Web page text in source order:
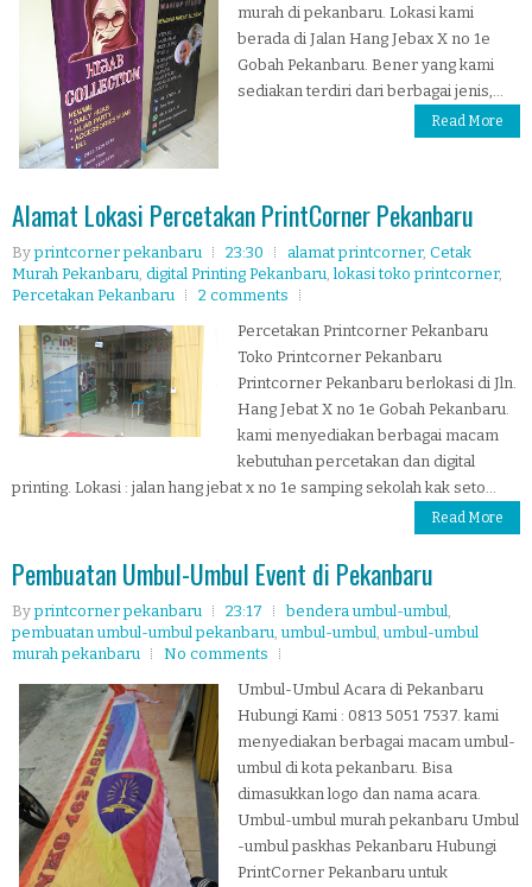
murah di pekanbaru. Lokasi kami
berada di Jalan Hang Jebax X no 1e
Gobah Pekanbaru. Bener yang kami
sediakan terdiri dari berbagai jenis,...
Read More
Alamat Lokasi Percetakan PrintCorner Pekanbaru
Byprintcorner pekanbaru 23:30 alamat printcorner, Cetak
Murah Pekanbaru digital Printing Pekanbaru ,lokasi toko printcorner,
Percetakan Pekanbaru
2 comments
Percetakan Printcorner Pekanbaru
Toko Printcorner Pekanbaru
Printcorner Pekanbaru berlokasi di Jln.
Hang Jebat X no 1e Gobah Pekanbaru.
kami menyediakan berbagai macam
kebutuhan percetakan dan digital
printing. Lokasi : jalan hang jebat x no 1e samping sekolah kak seto...
Read More
Pembuatan Umbul-Umbul Event di Pekanbaru
Byprintcorner pekanbaru 23:17 bendera umbul-umbul
pembuatan umbul-umbul pekanbaru ,umbul-umbul ,umbul-umbul
murah pekanbaru
No comments
Umbul-Umbul Acara di Pekanbaru
Hubungi Kami : 0813 5051 7537. kami
menyediakan berbagai macam umbul-
umbul di kota pekanbaru. Bisa
dimasukkan logo dan nama acara.
Umbul-umbul murah pekanbaru Umbul
-umbul paskhas Pekanbaru Hubungi
PrintCorner Pekanbaru untuk